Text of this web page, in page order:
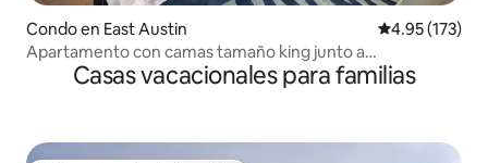
Condo en East Austin Calificación
4.95 (173)
Apartamento con camas tamaño king junto a
restaurantes de Eastside y el aeropuerto
Casas vacacionales para familias